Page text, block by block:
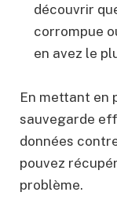
découvrir
corrompue
en avez le
En mettant en
sauvegarde
données
pouvez
problème.